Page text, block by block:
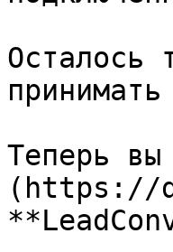
Осталось
Теперь
(https://